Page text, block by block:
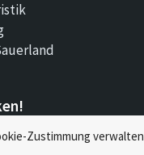
Zustimmung verwalten